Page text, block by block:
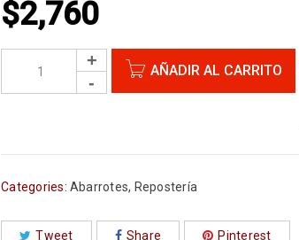
$2,760
AÑADIR AL CARRITO
Categories: Abarrotes, Repostería
Tweet Share Pinterest